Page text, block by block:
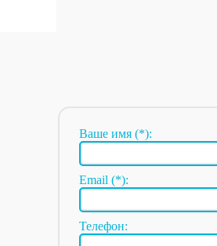
Ваше имя (*):
Email (*):
Телефон: